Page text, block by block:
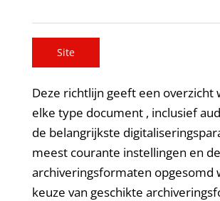
Site
Deze richtlijn geeft een overzicht
elke type document , inclusief
de belangrijkste
meest courante instellingen en
archiveringsformaten opgesomd
keuze van geschikte